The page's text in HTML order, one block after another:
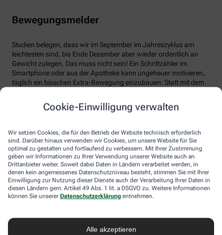
Cookie-Einwilligung verwalten
Wir setzen Cookies, die für den Betrieb der Website technisch erforderlich
sind. Darüber hinaus verwenden wir Cookies, um unsere Website für Sie
optimal zu gestalten und fortlaufend zu verbessern. Mit Ihrer Zustimmung
geben wir Informationen zu Ihrer Verwendung unserer Website auch an
Drittanbieter weiter. Soweit dabei Daten in Ländern verarbeitet werden, in
denen kein angemessenes Datenschutzniveau besteht, stimmen Sie mit Ihrer
Einwilligung zur Nutzung dieser Dienste auch der Verarbeitung Ihrer Daten in
diesen Ländern gem. Artikel 49 Abs. 1 lit. a DSGVO zu. Weitere Informationen
können Sie unserer Datenschutzerklärung entnehmen.
Alle akzeptieren
Bewegungsmelder
Studien belegen, dass wir im September im Jahreszyklus am
leichtesten sind, bis Ende Dezember aber wieder ordentlich an
Gewicht zulegen. Das muss nicht sein! Ein Schrittzähler im
Smartphone oder aus der Apotheke kann ungeheuer motivieren,
täglich ein bisschen Extra-Bewegung einzubauen: Statt mit dem
diesmal Ihre Sommerfigur.
Ein V für Vitalität…
Diese Yoga-Übung schenkt frische Energie, die lange anhält: In
den Vierfüßlerstand gehen, die Knie und Hände dabei
schulterbreit aufstellen. Dann den Po nach oben schieben, bis
Arme und Beine durchgestreckt sind und Ihr Körper ein
umgedrehtes „V“ bildet. Halten Sie diese Streckung einige
Atemzüge lang.
Hallo, Hampelmann!